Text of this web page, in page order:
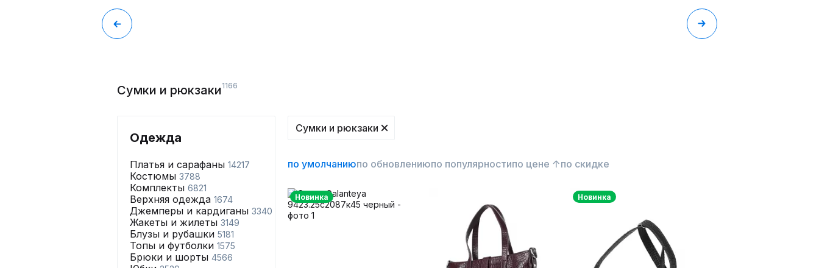
Сумки и рюкзаки1166
Одежда
Платья и сарафаны 14217
Костюмы 3788
Комплекты 6821
Верхняя одежда 1674
Джемперы и кардиганы 3340
Жакеты и жилеты 3149
Блузы и рубашки 5181
Топы и футболки 1575
Брюки и шорты 4566
Сумки и рюкзаки
по умолчаниюпо обновлениюпо популярностипо цене ↑по скидке
Новинка Новинка